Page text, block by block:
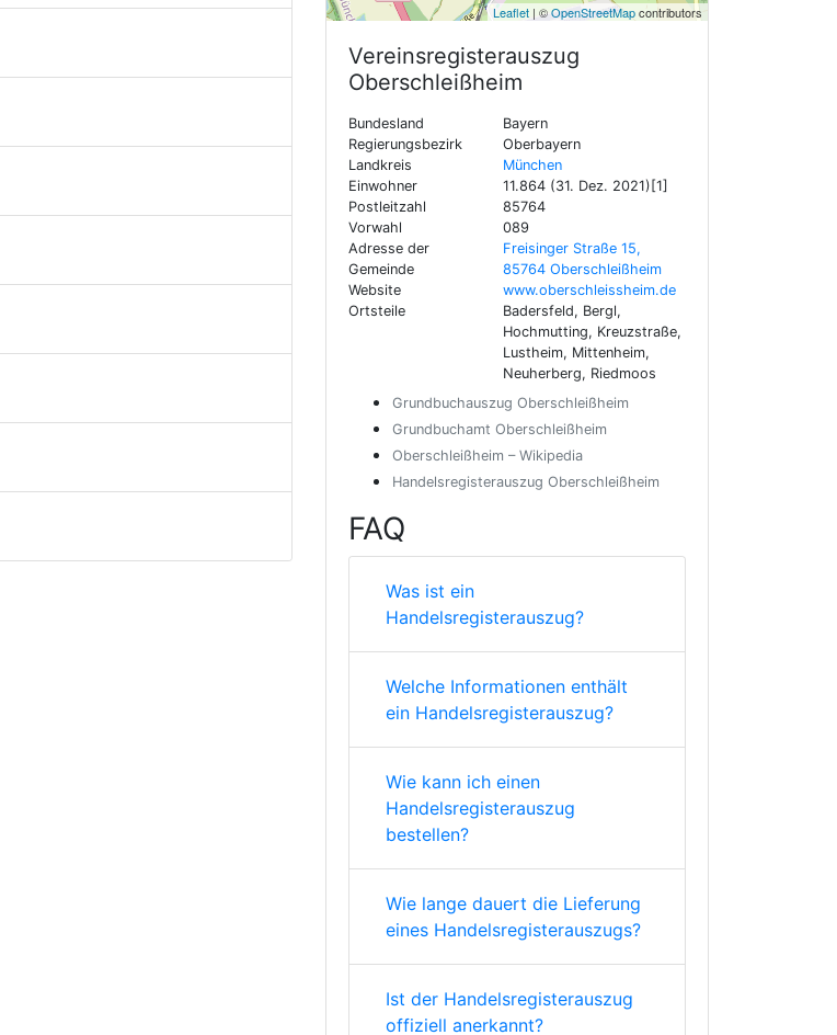
Leaflet | ©OpenStreetMapcontributors
Vereinsregisterauszug
Oberschleißheim
Bundesland
Bayern
Regierungsbezirk
Oberbayern
Landkreis
München
Einwohner
11.864 (31. Dez. 2021)[1]
Postleitzahl
85764
Vorwahl
089
Adresse der
Gemeinde
Freisinger Straße 15,
85764 Oberschleißheim
Website
www.oberschleissheim.de
Ortsteile
Badersfeld, Bergl,
Hochmutting, Kreuzstraße,
Lustheim, Mittenheim,
Neuherberg, Riedmoos
Grundbuchauszug Oberschleißheim
Grundbuchamt Oberschleißheim
Oberschleißheim – Wikipedia
Handelsregisterauszug Oberschleißheim
FAQ
Was ist ein
Handelsregisterauszug?
Welche Informationen enthält
ein Handelsregisterauszug?
Wie kann ich einen
Handelsregisterauszug
bestellen?
Wie lange dauert die Lieferung
eines Handelsregisterauszugs?
Ist der Handelsregisterauszug
offiziell anerkannt?